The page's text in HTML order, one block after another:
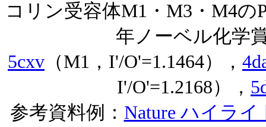
コリン受容体M1・M3・M4の
年ノーベル化学
5cxv （M1，I'/O'=1.1464），
I'/O'=1.2168），
参考資料例： Nature ハイラ